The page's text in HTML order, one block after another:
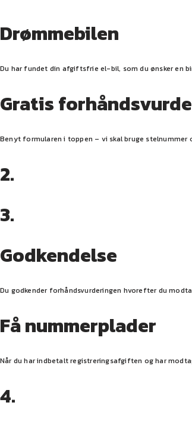
Drømmebilen
Du har fundet din afgiftsfrie el-bil, som du ønsker en
Gratis
Benyt formularen i toppen – vi skal bruge
2.
3.
Godkendelse
Du godkender forhåndsvurderingen hvorefter du
Få nummerplader
Når du har indbetalt registreringsafgiften og har
4.